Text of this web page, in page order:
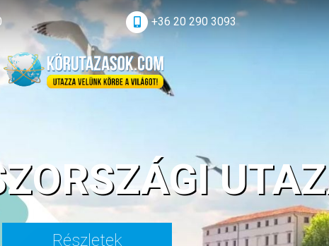
+36 20 290 3093
Részletek